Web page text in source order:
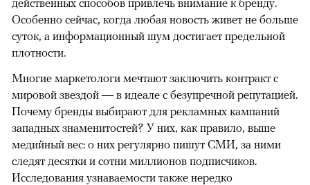
Особенно сейчас, когда любая новость живет не больше
суток, а информационный шум достигает предельной
плотности.
Многие маркетологи мечтают заключить контракт с
мировой звездой — в идеале с безупречной репутацией.
Почему бренды выбирают для рекламных кампаний
западных знаменитостей? У них, как правило, выше
медийный вес: о них регулярно пишут СМИ, за ними
следят десятки и сотни миллионов подписчиков.
Исследования узнаваемости также нередко